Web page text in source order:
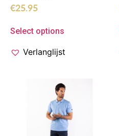
€25.95
Select options
Verlanglijst